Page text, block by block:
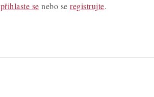
přihlaste se nebo se registrujte.